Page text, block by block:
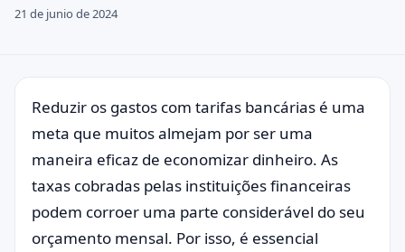
Cartões de Crédito
Pulsa Enter para buscar o ESC para cerrar.
21 de junio de 2024
Reduzir os gastos com tarifas bancárias é uma
meta que muitos almejam por ser uma
maneira eficaz de economizar dinheiro. As
taxas cobradas pelas instituições financeiras
podem corroer uma parte considerável do seu
orçamento mensal. Por isso, é essencial